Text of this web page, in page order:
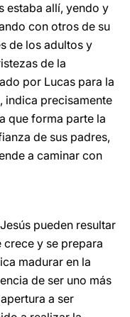
estaba allí, yendo y
con otros de su
de los adultos y
de la
por Lucas para la
, indica precisamente
que forma parte la
de sus padres,
a caminar con
pueden resultar
y se prepara
madurar en la
de ser uno más
a ser